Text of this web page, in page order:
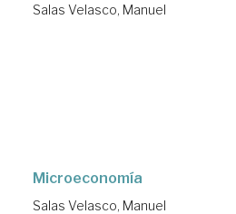
Salas Velasco, Manuel
Microeconomía
Salas Velasco, Manuel